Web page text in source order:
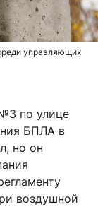
управляющих
по улице
БПЛА в
но он
воздушной